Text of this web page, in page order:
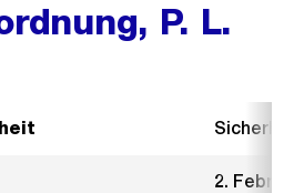
P. L.
2.